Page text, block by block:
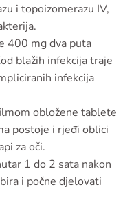
i topoizomerazu IV,
400 mg dva puta
blažih infekcija traje
infekcija
obložene tablete
postoje i rjeđi oblici
za oči.
1 do 2 sata nakon
i počne djelovati